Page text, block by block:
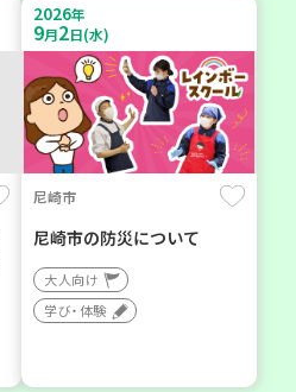
2026年
9月2日(水)
尼崎市
尼崎市の防災について
大人向け
学び・体験